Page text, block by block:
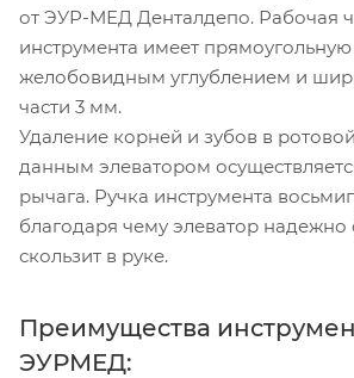
от ЭУР-МЕД Денталдепо. Рабочая
инструмента имеет
желобовидным углублением и
части 3 мм.
Удаление корней и зубов в
данным элеватором
рычага. Ручка инструмента
благодаря чему элеватор надежно
скользит в руке.
Преимущества
ЭУРМЕД: